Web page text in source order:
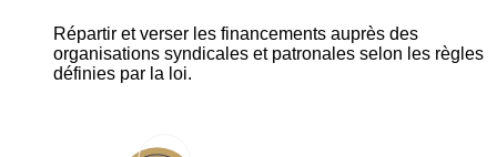
Répartir et verser les financements auprès des
organisations syndicales et patronales selon les règles
définies par la loi.